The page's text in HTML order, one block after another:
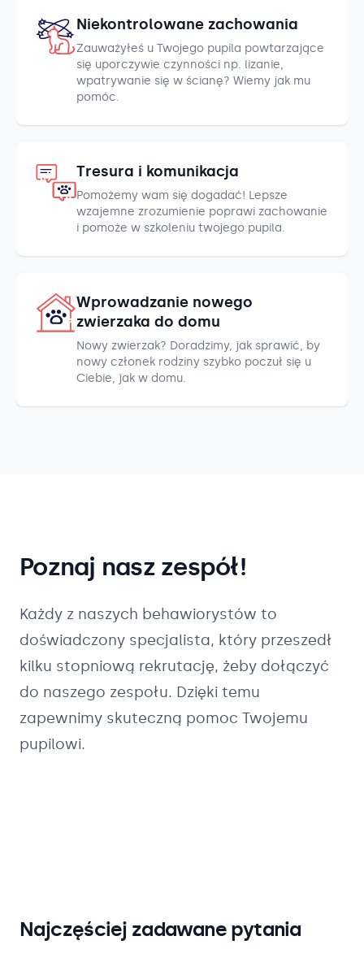
Niekontrolowane zachowania
Zauważyłeś u Twojego pupila powtarzające
się uporczywie czynności np. lizanie,
wpatrywanie się w ścianę? Wiemy jak mu
pomóc.
Tresura i komunikacja
Pomożemy wam się dogadać! Lepsze
wzajemne zrozumienie poprawi zachowanie
i pomoże w szkoleniu twojego pupila.
Wprowadzanie nowego
zwierzaka do domu
Nowy zwierzak? Doradzimy, jak sprawić, by
nowy członek rodziny szybko poczuł się u
Ciebie, jak w domu.
Poznaj nasz zespół!
Każdy z naszych behawiorystów to
doświadczony specjalista, który przeszedł
kilku stopniową rekrutację, żeby dołączyć
do naszego zespołu. Dzięki temu
zapewnimy skuteczną pomoc Twojemu
pupilowi.
Najczęściej zadawane pytania